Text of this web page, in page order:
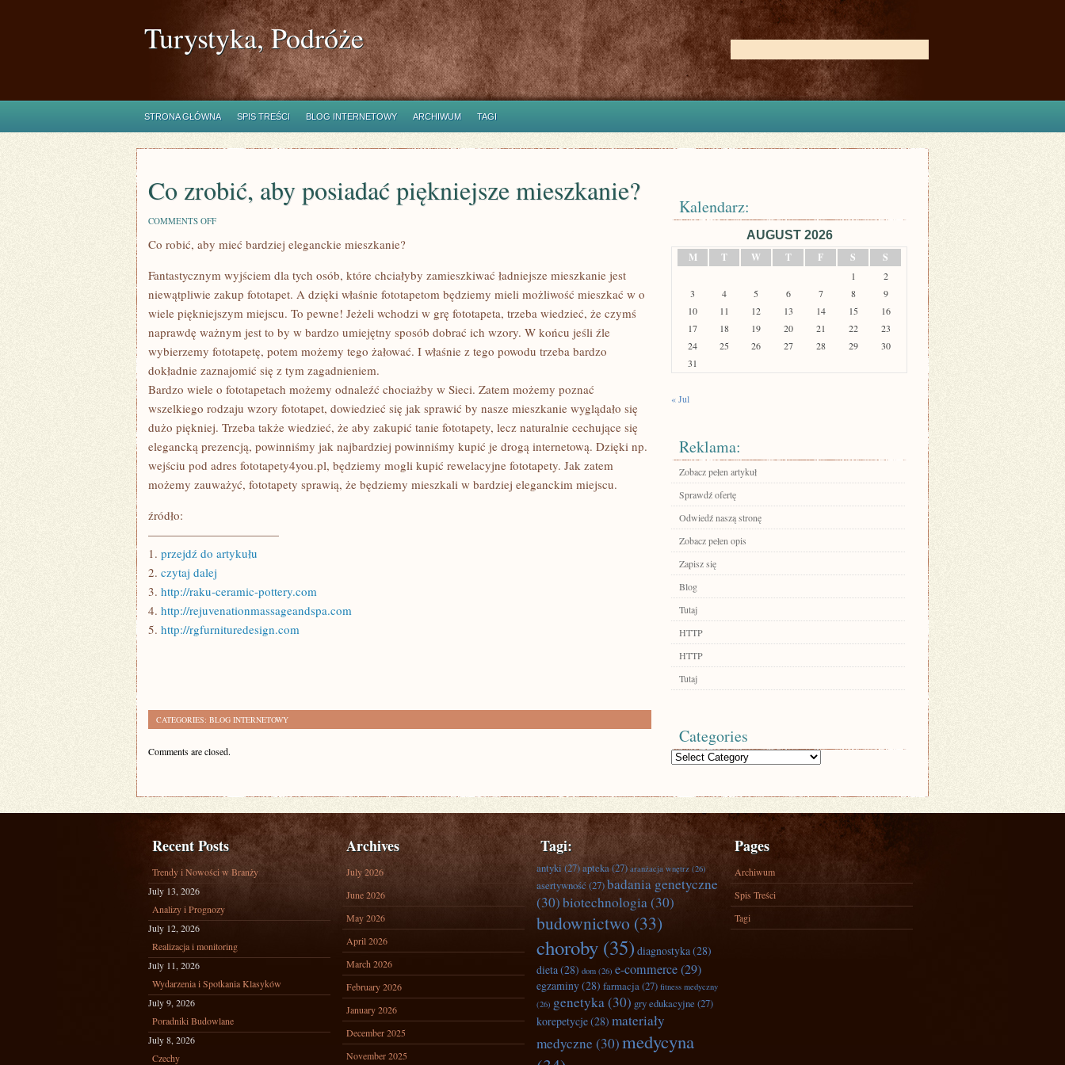
Turystyka, Podróże
STRONA GŁÓWNA SPIS TREŚCI BLOG INTERNETOWY ARCHIWUM TAGI
Co zrobić, aby posiadać piękniejsze mieszkanie?
COMMENTS OFFON
ZROBIĆ,
PIĘKNIEJSZE
MIESZKANIE?
Co robić, aby mieć bardziej eleganckie mieszkanie?
Fantastycznym wyjściem dla tych osób, które chciałyby zamieszkiwać ładniejsze mieszkanie jest
niewątpliwie zakup fototapet. A dzięki właśnie fototapetom będziemy mieli możliwość mieszkać w o
wiele piękniejszym miejscu. To pewne! Jeżeli wchodzi w grę fototapeta, trzeba wiedzieć, że czymś
naprawdę ważnym jest to by w bardzo umiejętny sposób dobrać ich wzory. W końcu jeśli źle
wybierzemy fototapetę, potem możemy tego żałować. I właśnie z tego powodu trzeba bardzo
dokładnie zaznajomić się z tym zagadnieniem.
Bardzo wiele o fototapetach możemy odnaleźć chociażby w Sieci. Zatem możemy poznać
wszelkiego rodzaju wzory fototapet, dowiedzieć się jak sprawić by nasze mieszkanie wyglądało się
dużo piękniej. Trzeba także wiedzieć, że aby zakupić tanie fototapety, lecz naturalnie cechujące się
elegancką prezencją, powinniśmy jak najbardziej powinniśmy kupić je drogą internetową. Dzięki np.
wejściu pod adres fototapety4you.pl, będziemy mogli kupić rewelacyjne fototapety. Jak zatem
możemy zauważyć, fototapety sprawią, że będziemy mieszkali w bardziej eleganckim miejscu.
źródło:
———————————
1. przejdź do artykułu
2. czytaj dalej
3. http://raku-ceramic-pottery.com
4. http://rejuvenationmassageandspa.com
5. http://rgfurnituredesign.com
CATEGORIES: BLOG INTERNETOWY
Comments are closed.
Kalendarz:
AUGUST 2026
M
T W T F S S
1
2
3
4 5 6 7 8
9
10
11 12 13 14 15
16
17
18 19 20 21 22
23
24
25 26 27 28 29
30
31
« Jul
Reklama:
Zobacz pełen artykuł
Sprawdź ofertę
Odwiedź naszą stronę
Zobacz pełen opis
Zapisz się
Blog
Tutaj
HTTP
HTTP
Tutaj
Categories
Categories
Recent Posts
Trendy i Nowości w Branży
July 13, 2026
Analizy i Prognozy
July 12, 2026
Realizacja i monitoring
July 11, 2026
Wydarzenia i Spotkania Klasyków
July 9, 2026
Poradniki Budowlane
July 8, 2026
Czechy
Archives
July 2026
June 2026
May 2026
April 2026
March 2026
February 2026
January 2026
December 2025
November 2025
Tagi:
antyki(27)apteka(27) aranżacja wnętrz (26)
asertywność (27)badania genetyczne
(30)biotechnologia(30)
budownictwo (33)
choroby (35) diagnostyka(28)
dieta(28) dom (26) e-commerce(29)
egzaminy(28) farmacja(27) fitness medyczny
(26) genetyka(30) gry edukacyjne (27)
korepetycje(28) materiały
medyczne (30)medycyna
Pages
Archiwum
Spis Treści
Tagi